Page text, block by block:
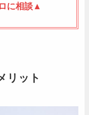
に相談▲
リット